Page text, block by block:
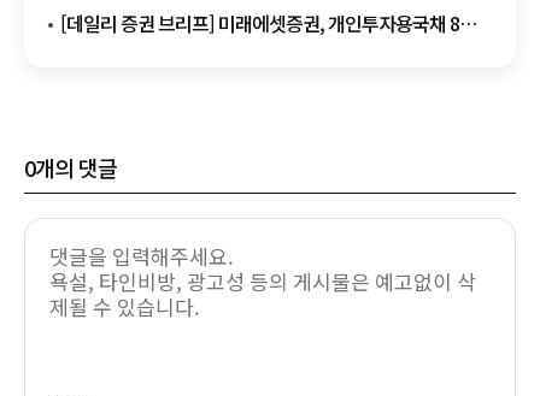
[데일리 증권 브리프] 미래에셋증권, 개인투자용국채 8월
0개의 댓글